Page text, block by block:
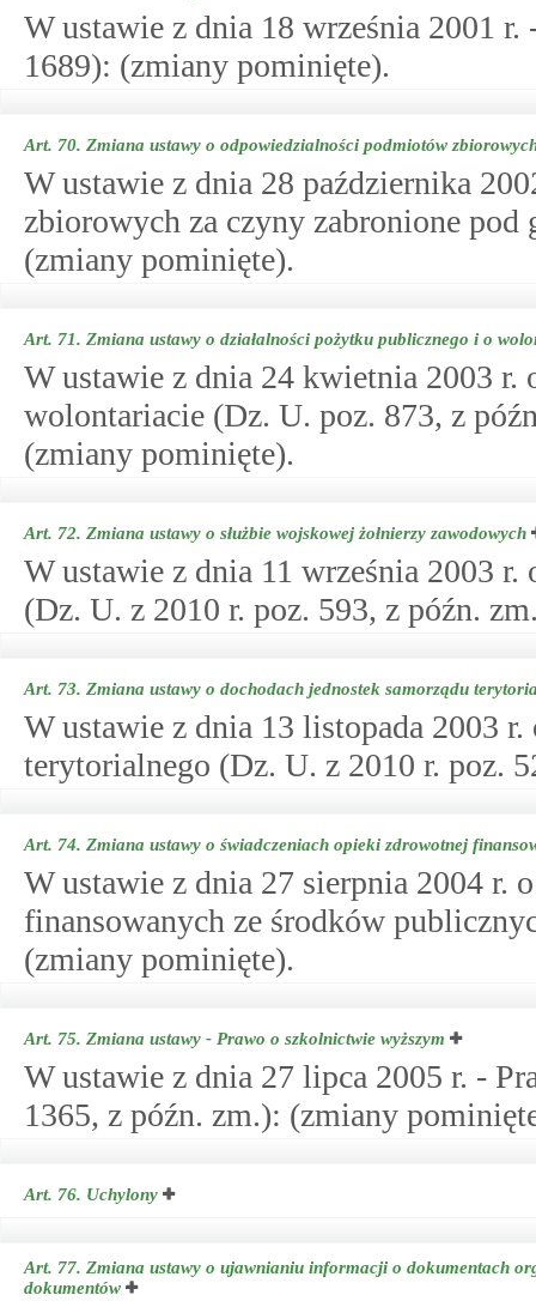
W ustawie z dnia 18 września 2001
1689): (zmiany pominięte).
Art. 70. Zmiana ustawy o odpowiedzialności podmiotów
W ustawie z dnia 28 października
zbiorowych za czyny zabronione
(zmiany pominięte).
Art. 71. Zmiana ustawy o działalności pożytku publicznego i o
W ustawie z dnia 24 kwietnia 2003 r.
wolontariacie (Dz. U. poz. 873, z
(zmiany pominięte).
Art. 72. Zmiana ustawy o służbie wojskowej żołnierzy zawodowych
W ustawie z dnia 11 września 2003
(Dz. U. z 2010 r. poz. 593, z późn.
Art. 73. Zmiana ustawy o dochodach jednostek samorządu
W ustawie z dnia 13 listopada 2003
terytorialnego (Dz. U. z 2010 r. poz.
Art. 74. Zmiana ustawy o świadczeniach opieki zdrowotnej
W ustawie z dnia 27 sierpnia 2004 r.
finansowanych ze środków
(zmiany pominięte).
Art. 75. Zmiana ustawy - Prawo o szkolnictwie wyższym
W ustawie z dnia 27 lipca 2005 r. -
1365, z późn. zm.): (zmiany
Art. 76. Uchylony
Art. 77. Zmiana ustawy o ujawnianiu informacji o dokumentach
dokumentów